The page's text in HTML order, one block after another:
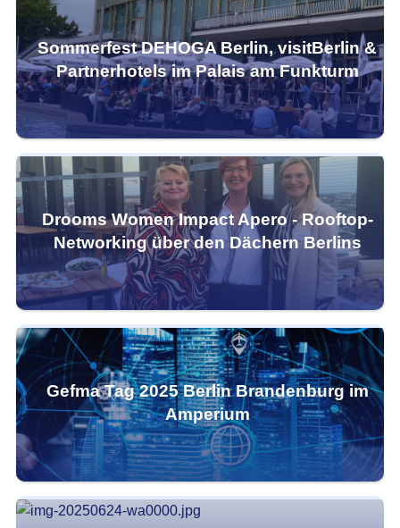
Sommerfest DEHOGA Berlin, visitBerlin &
Partnerhotels im Palais am Funkturm
Drooms Women Impact Apero - Rooftop-
Networking über den Dächern Berlins
Gefma Tag 2025 Berlin Brandenburg im
Amperium